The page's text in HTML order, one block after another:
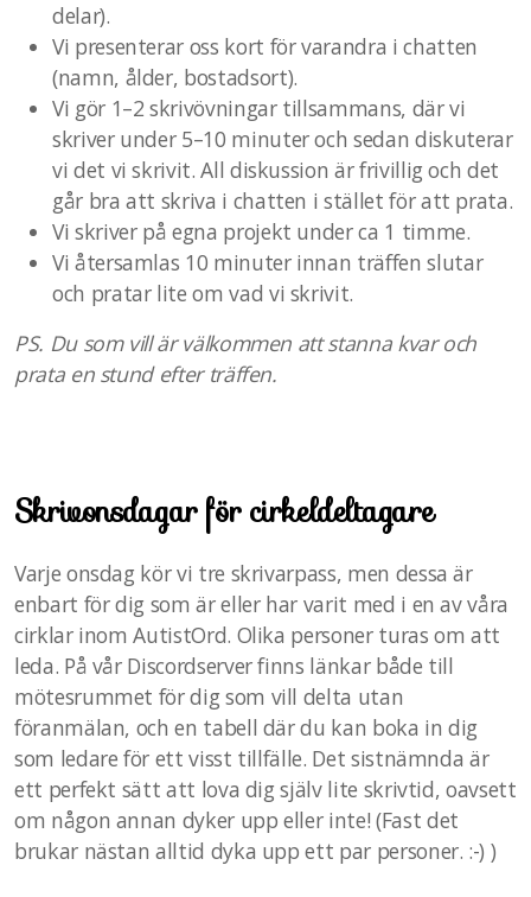
delar).
Vi presenterar oss kort för varandra i chatten
(namn, ålder, bostadsort).
Vi gör 1–2 skrivövningar tillsammans, där vi
skriver under 5–10 minuter och sedan diskuterar
vi det vi skrivit. All diskussion är frivillig och det
går bra att skriva i chatten i stället för att prata.
Vi skriver på egna projekt under ca 1 timme.
Vi återsamlas 10 minuter innan träffen slutar
och pratar lite om vad vi skrivit.
PS. Du som vill är välkommen att stanna kvar och
prata en stund efter träffen.
Skrivonsdagar för cirkeldeltagare
Varje onsdag kör vi tre skrivarpass, men dessa är
enbart för dig som är eller har varit med i en av våra
cirklar inom AutistOrd. Olika personer turas om att
leda. På vår Discordserver finns länkar både till
mötesrummet för dig som vill delta utan
föranmälan, och en tabell där du kan boka in dig
som ledare för ett visst tillfälle. Det sistnämnda är
ett perfekt sätt att lova dig själv lite skrivtid, oavsett
om någon annan dyker upp eller inte! (Fast det
brukar nästan alltid dyka upp ett par personer. :-) )